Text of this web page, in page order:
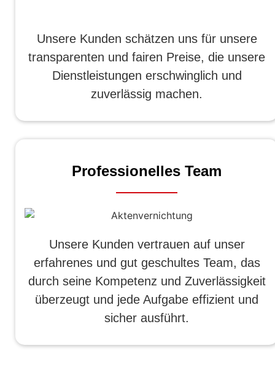
Unsere Kunden schätzen uns für unsere
transparenten und fairen Preise, die unsere
Dienstleistungen erschwinglich und
zuverlässig machen.
Professionelles Team
Unsere Kunden vertrauen auf unser
erfahrenes und gut geschultes Team, das
durch seine Kompetenz und Zuverlässigkeit
überzeugt und jede Aufgabe effizient und
sicher ausführt.